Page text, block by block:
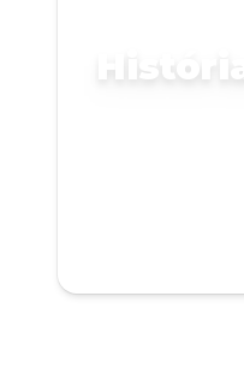
História